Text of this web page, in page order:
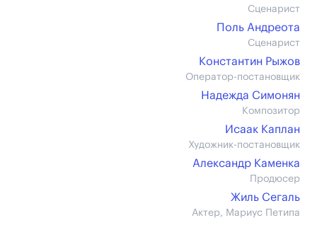
Сценарист
Поль Андреота
Сценарист
Константин Рыжов
Оператор-постановщик
Надежда Симонян
Композитор
Исаак Каплан
Художник-постановщик
Александр Каменка
Продюсер
Жиль Сегаль
Актер, Мариус Петипа